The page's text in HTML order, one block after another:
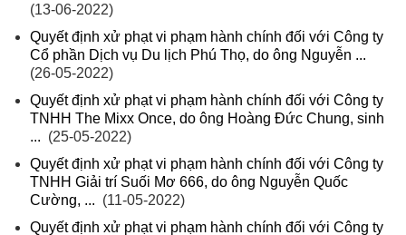
(13-06-2022)
Quyết định xử phạt vi phạm hành chính đối với Công ty
Cổ phần Dịch vụ Du lịch Phú Thọ, do ông Nguyễn ...
(26-05-2022)
Quyết định xử phạt vi phạm hành chính đối với Công ty
TNHH The Mixx Once, do ông Hoàng Đức Chung, sinh
... (25-05-2022)
Quyết định xử phạt vi phạm hành chính đối với Công ty
TNHH Giải trí Suối Mơ 666, do ông Nguyễn Quốc
Cường, ... (11-05-2022)
Quyết định xử phạt vi phạm hành chính đối với Công ty